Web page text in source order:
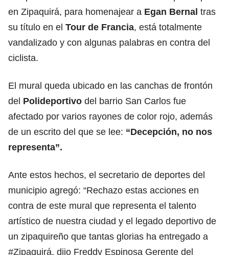
en Zipaquirá, para homenajear a Egan Bernal tras
su título en el Tour de Francia, está totalmente
vandalizado y con algunas palabras en contra del
ciclista.
El mural queda ubicado en las canchas de frontón
del Polideportivo del barrio San Carlos fue
afectado por varios rayones de color rojo, además
de un escrito del que se lee: “Decepción, no nos
representa”.
Ante estos hechos, el secretario de deportes del
municipio agregó: “Rechazo estas acciones en
contra de este mural que representa el talento
artístico de nuestra ciudad y el legado deportivo de
un zipaquireño que tantas glorias ha entregado a
#Zipaquirá, dijo Freddy Espinosa Gerente del